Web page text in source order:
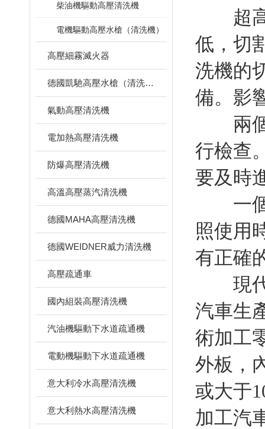
柴油機驅動高壓清洗機
電機驅動高壓水槍（清洗機）
高壓細霧滅火器
德國凱馳高壓水槍（清洗機）
氣動高壓清洗機
電加熱高壓清洗機
防爆高壓清洗機
高溫高壓蒸汽清洗機
德國MAHA高壓清洗機
德國WEIDNER威力清洗機
高壓疏通車
國內組裝高壓清洗機
汽油機驅動下水道疏通機
電動機驅動下水道疏通機
意大利冷水高壓清洗機
意大利熱水高壓清洗機
超高
低，切
洗機的
備。影
兩個
行檢查
要及時
一個
照使用
有正確
現代
汽車生
術加工
外板，
或大于
加工汽